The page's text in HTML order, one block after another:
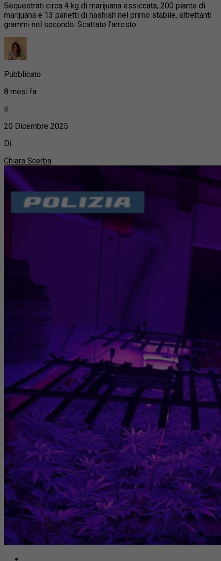
Sequestrati circa 4 kg di marijuana essiccata, 200 piante di
marijuana e 13 panetti di hashish nel primo stabile, altrettanti
grammi nel secondo. Scattato l’arresto.
Pubblicato
8 mesi fa
il
20 Dicembre 2025
Di
Chiara Scerba